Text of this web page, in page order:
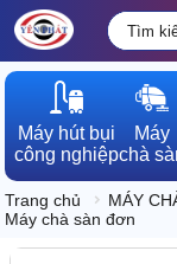
Máy hút bụi
công nghiệp
Máy
chà
Trang chủ MÁY
Máy chà sàn đơn